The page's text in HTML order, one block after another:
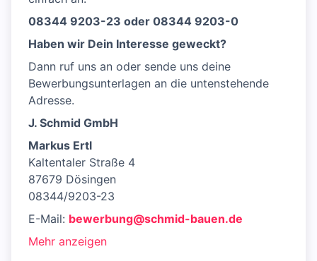
08344 9203-23 oder 08344 9203-0
Haben wir Dein Interesse geweckt?
Dann ruf uns an oder sende uns deine
Bewerbungsunterlagen an die untenstehende
Adresse.
J. Schmid GmbH
Markus Ertl
Kaltentaler Straße 4
87679 Dösingen
08344/9203-23
E-Mail: bewerbung@schmid-bauen.de
Mehr anzeigen